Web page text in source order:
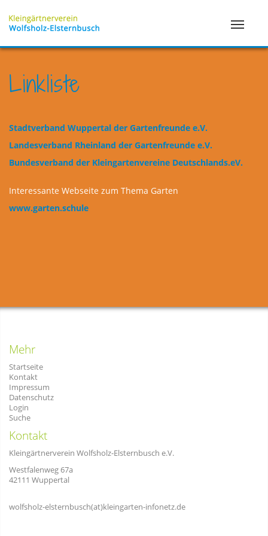
Linkliste
Stadtverband Wuppertal der Gartenfreunde e.V.
Landesverband Rheinland der Gartenfreunde e.V.
Bundesverband der Kleingartenvereine Deutschlands.eV.
Interessante Webseite zum Thema Garten
www.garten.schule
Mehr
Startseite
Kontakt
Impressum
Datenschutz
Login
Suche
Kontakt
Kleingärtnerverein Wolfsholz-Elsternbusch e.V.
Westfalenweg 67a
42111 Wuppertal
wolfsholz-elsternbusch(at)kleingarten-infonetz.de